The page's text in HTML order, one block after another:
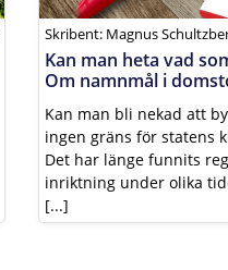
Skribent: Magnus
Kan man heta vad
Om namnmål i
Kan man bli nekad att
ingen gräns för statens
Det har länge funnits
inriktning under olika
[...]